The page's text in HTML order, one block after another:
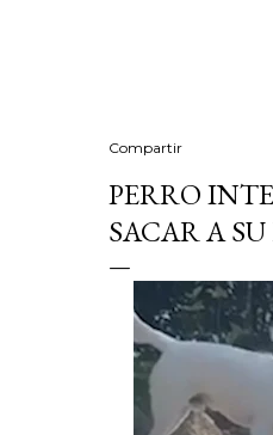
Compartir
PERRO
SACAR A